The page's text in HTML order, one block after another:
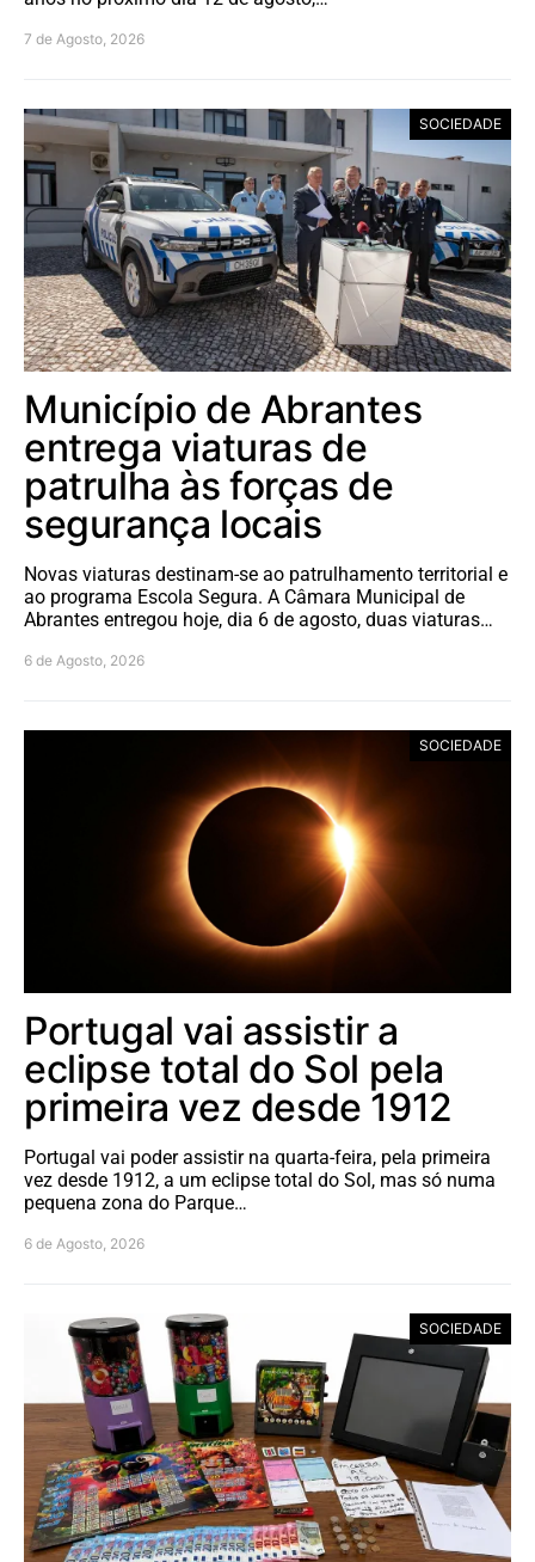
7 de Agosto, 2026
SOCIEDADE
Município de Abrantes
entrega viaturas de
patrulha às forças de
segurança locais
Novas viaturas destinam-se ao patrulhamento territorial e
ao programa Escola Segura. A Câmara Municipal de
Abrantes entregou hoje, dia 6 de agosto, duas viaturas…
6 de Agosto, 2026
SOCIEDADE
Portugal vai assistir a
eclipse total do Sol pela
primeira vez desde 1912
Portugal vai poder assistir na quarta-feira, pela primeira
vez desde 1912, a um eclipse total do Sol, mas só numa
pequena zona do Parque…
6 de Agosto, 2026
SOCIEDADE